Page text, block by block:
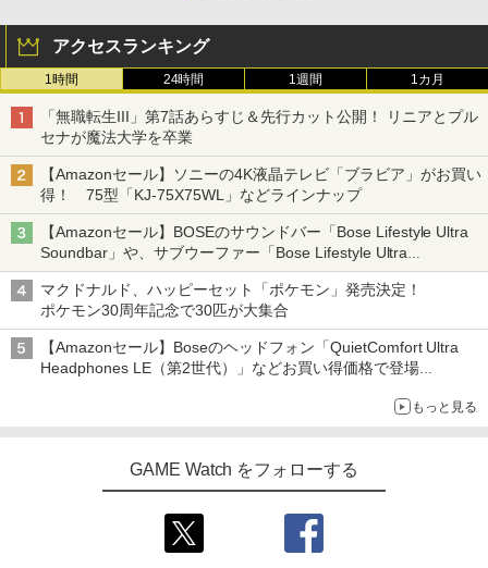
アクセスランキング
1時間 24時間 1週間 1カ月
「無職転生III」第7話あらすじ＆先行カット公開！ リニアとプル
セナが魔法大学を卒業
【Amazonセール】ソニーの4K液晶テレビ「ブラビア」がお買い
得！ 75型「KJ-75X75WL」などラインナップ
【Amazonセール】BOSEのサウンドバー「Bose Lifestyle Ultra
Soundbar」や、サブウーファー「Bose Lifestyle Ultra
Subwoofer」などお買い得！
マクドナルド、ハッピーセット「ポケモン」発売決定！
ポケモン30周年記念で30匹が大集合
【Amazonセール】Boseのヘッドフォン「QuietComfort Ultra
Headphones LE（第2世代）」などお買い得価格で登場
もっと見る
GAME Watch をフォローする